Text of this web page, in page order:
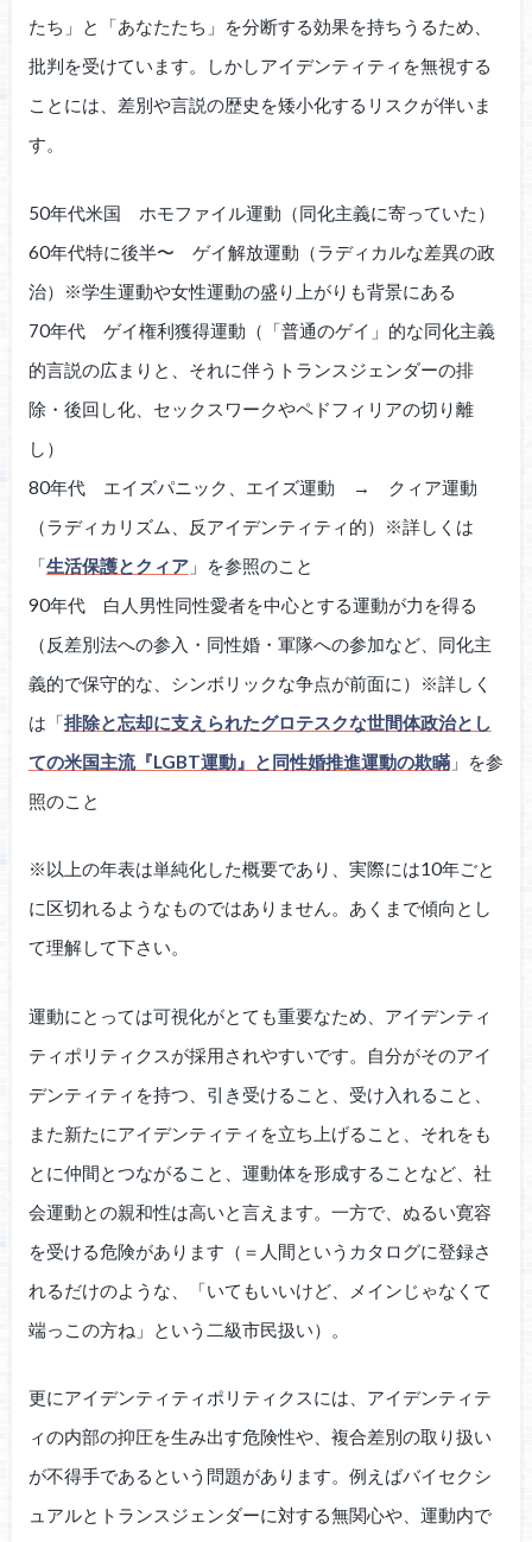
たち」と「あなたたち」を分断する効果を持ちうるため、
批判を受けています。しかしアイデンティティを無視する
ことには、差別や言説の歴史を矮小化するリスクが伴いま
す。
50年代米国 ホモファイル運動（同化主義に寄っていた）
60年代特に後半〜 ゲイ解放運動（ラディカルな差異の政
治）※学生運動や女性運動の盛り上がりも背景にある
70年代 ゲイ権利獲得運動（「普通のゲイ」的な同化主義
的言説の広まりと、それに伴うトランスジェンダーの排
除・後回し化、セックスワークやペドフィリアの切り離
し）
80年代 エイズパニック、エイズ運動 → クィア運動
（ラディカリズム、反アイデンティティ的）※詳しくは
「生活保護とクィア」を参照のこと
90年代 白人男性同性愛者を中心とする運動が力を得る
（反差別法への参入・同性婚・軍隊への参加など、同化主
義的で保守的な、シンボリックな争点が前面に）※詳しく
は「排除と忘却に支えられたグロテスクな世間体政治とし
ての米国主流『LGBT運動』と同性婚推進運動の欺瞞」を参
照のこと
※以上の年表は単純化した概要であり、実際には10年ごと
に区切れるようなものではありません。あくまで傾向とし
て理解して下さい。
運動にとっては可視化がとても重要なため、アイデンティ
ティポリティクスが採用されやすいです。自分がそのアイ
デンティティを持つ、引き受けること、受け入れること、
また新たにアイデンティティを立ち上げること、それをも
とに仲間とつながること、運動体を形成することなど、社
会運動との親和性は高いと言えます。一方で、ぬるい寛容
を受ける危険があります（＝人間というカタログに登録さ
れるだけのような、「いてもいいけど、メインじゃなくて
端っこの方ね」という二級市民扱い）。
更にアイデンティティポリティクスには、アイデンティテ
ィの内部の抑圧を生み出す危険性や、複合差別の取り扱い
が不得手であるという問題があります。例えばバイセクシ
ュアルとトランスジェンダーに対する無関心や、運動内で